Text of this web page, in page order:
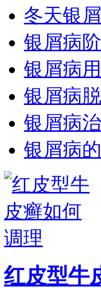
冬天银
银屑病
银屑病
银屑病
银屑病
银屑病
红皮型牛